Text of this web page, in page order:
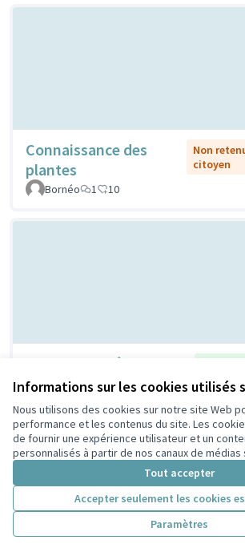
Informations sur les cookies utilisés
Nous utilisons des cookies sur notre site Web
performance et les contenus du site. Les
de fournir une expérience utilisateur et un
personnalisés à partir de nos canaux de médias
Tout accepter
Accepter seulement les cookies
Paramètres
Connaissance des
plantes
Non
citoyen
Bornéo
1 10
Un repair café !
Bertrand
6 9